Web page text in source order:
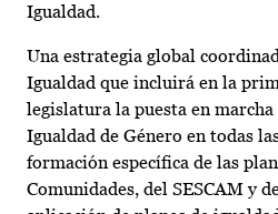
Igualdad.
Una estrategia global
Igualdad que incluirá en la
legislatura la puesta en marcha
Igualdad de Género en todas
formación específica de las
Comunidades, del SESCAM y